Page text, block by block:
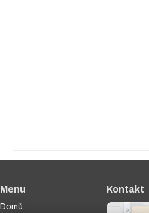
Menu
Domů
Kontakt